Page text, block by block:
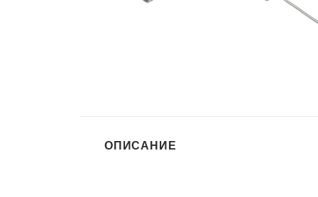
ОПИСАНИЕ